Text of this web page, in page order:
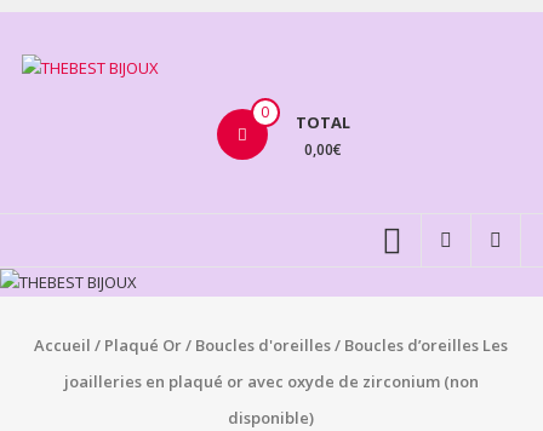
Aller
contenu
BIJOUX
0 TOTAL
0,00€
Accueil / Plaqué Or/ Boucles d'oreilles/ Boucles d’oreilles Les
joailleries en plaqué or avec oxyde de zirconium (non
disponible)